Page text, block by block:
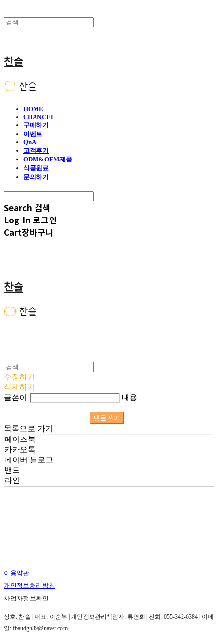
찬슬
HOME
CHANCEL
구매하기
이벤트
QnA
고객후기
ODM&OEM제품
식품원료
문의하기
Search 검색
Log In 로그인
Cart장바구니
찬슬
수정하기
삭제하기
글쓴이
내용
댓글 쓰기
목록으로 가기
페이스북
카카오톡
네이버 블로그
밴드
라인
이용약관
개인정보처리방침
사업자정보확인
상호: 찬슬 | 대표: 이순복 | 개인정보관리책임자: 류연희 | 전화: 055-342-6384 | 이메
일: fbaudgh39@naver.com